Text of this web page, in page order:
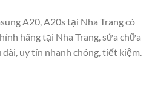
A20, A20s tại Nha Trang có
hãng tại Nha Trang, sửa chữa
uy tín nhanh chóng, tiết kiệm.